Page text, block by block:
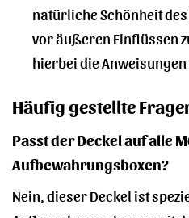
natürliche Schönheit
vor äußeren Einflüssen
hierbei die
Häufig gestellte
Passt der Deckel auf alle
Aufbewahrungsboxen?
Nein, dieser Deckel ist